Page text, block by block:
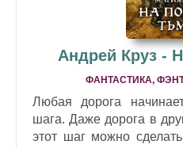
Андрей Круз -
ФАНТАСТИКА,
Любая дорога
шага. Даже дорога в
этот шаг можно